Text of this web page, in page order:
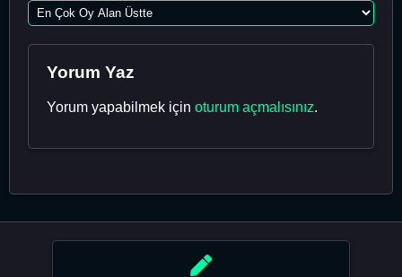
Yorum Yaz
Yorum yapabilmek için oturum açmalısınız.